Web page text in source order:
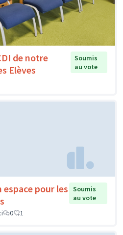
de notre
Elèves
Soumis
au vote
pour les
Soumis
au vote
0 1